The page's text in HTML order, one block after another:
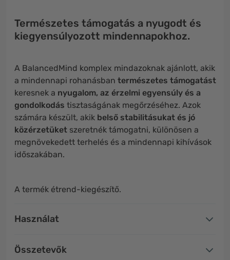
Természetes támogatás a nyugodt és
kiegyensúlyozott mindennapokhoz.
A BalancedMind komplex mindazoknak ajánlott, akik
a mindennapi rohanásban természetes támogatást
keresnek a nyugalom, az érzelmi egyensúly és a
gondolkodás tisztaságának megőrzéséhez. Azok
számára készült, akik belső stabilitásukat és jó
közérzetüket szeretnék támogatni, különösen a
megnövekedett terhelés és a mindennapi kihívások
időszakában.
A termék étrend-kiegészítő.
Használat
Összetevők